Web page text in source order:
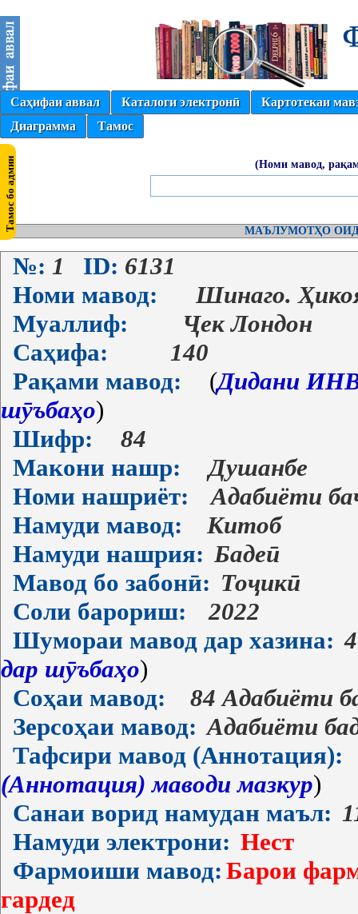
Саҳифаи аввал Каталоги электронӣ
Картотекаи
Диаграмма
Тамос
(Номи мавод,
МАЪЛУМОТҲО
№: 1 ID: 6131
Номи мавод:
Шинаго.
Муаллиф:
Ҷек Лондон
Саҳифа:
140
Рақами мавод:
(Дидани
шӯъбаҳо)
Шифр:
84
Макони нашр:
Душанбе
Номи нашриёт:
Адабиёти
Намуди мавод:
Китоб
Намуди нашрия: Бадеӣ
Мавод бо забонӣ: Тоҷикӣ
Соли барориш:
2022
Шумораи мавод дар хазина: 4
дар шӯъбаҳо)
Соҳаи мавод:
84 Адабиёти
Зерсоҳаи мавод: Адабиёти
Тафсири мавод (Аннотация):
(Аннотация) маводи мазкур)
Санаи ворид намудан маъл:
Намуди электрони: Нест
Фармоиши мавод: Барои
гардед